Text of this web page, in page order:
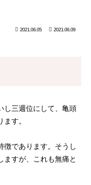
2021.06.05 2021.06.09
し三週位にして、亀頭
す。
であります。そうし
ますが、これも無痛と